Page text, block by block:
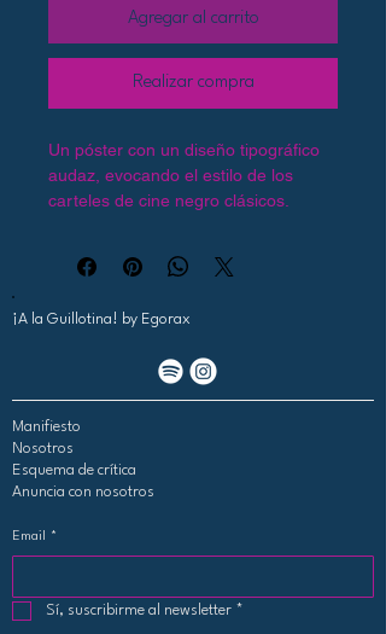
Agregar al carrito
Realizar compra
Un póster con un diseño tipográfico
audaz, evocando el estilo de los
carteles de cine negro clásicos.
de colores limitada y de alto
¡A la Guillotina! by Egorax
Manifiesto
Nosotros
Esquema de crítica
Anuncia con nosotros
Email *
Sí, suscribirme al newsletter *